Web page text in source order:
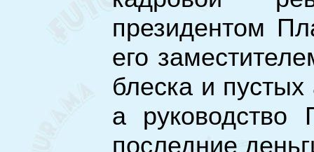
президентом
его
блеска и
а руководство
последние